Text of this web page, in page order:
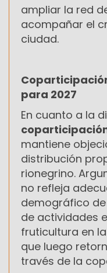
ampliar la red
acompañar el
ciudad.
para 2027
En cuanto a la
mantiene
distribución
rionegrino.
no refleja
demográfico de
de actividades
fruticultura en
que luego
través de la